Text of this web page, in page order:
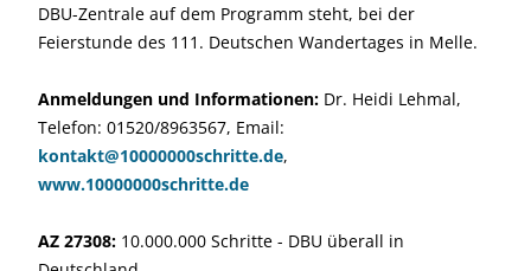
DBU-Zentrale auf dem Programm steht, bei der
Feierstunde des 111. Deutschen Wandertages in Melle.
Anmeldungen und Informationen: Dr. Heidi Lehmal,
Telefon: 01520/8963567, Email:
kontakt@10000000schritte.de,
www.10000000schritte.de
AZ 27308: 10.000.000 Schritte - DBU überall in